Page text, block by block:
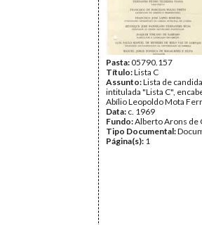
Pasta:05790.157
Título:Lista C
Assunto:Lista de
intitulada "Lista C",
Abílio Leopoldo Mota
Data: c. 1969
Fundo:Alberto Arons de
Tipo Documental:
Página(s): 1